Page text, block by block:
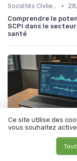
Sociétés Civiles de Placement Immobilier (SCPI) •
Comprendre le
SCPI dans le
santé
Ce site utilise des
vous souhaitez